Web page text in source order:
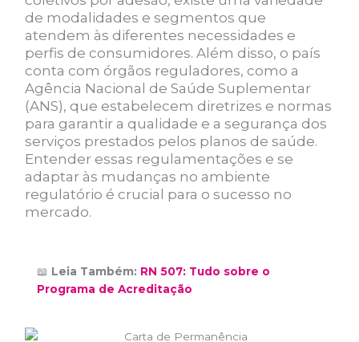
de modalidades e segmentos que
atendem às diferentes necessidades e
perfis de consumidores. Além disso, o país
conta com órgãos reguladores, como a
Agência Nacional de Saúde Suplementar
(ANS), que estabelecem diretrizes e normas
para garantir a qualidade e a segurança dos
serviços prestados pelos planos de saúde.
Entender essas regulamentações e se
adaptar às mudanças no ambiente
regulatório é crucial para o sucesso no
mercado.
📖 Leia Também: RN 507: Tudo sobre o
Programa de Acreditação